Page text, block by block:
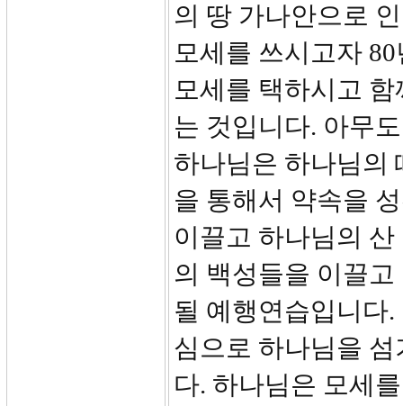
의 땅 가나안으로
모세를 쓰시고자
모세를 택하시고
는 것입니다. 아무
하나님은 하나님의
을 통해서 약속을
이끌고 하나님의
의 백성들을 이끌
될 예행연습입니다
심으로 하나님을
다. 하나님은 모세